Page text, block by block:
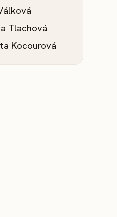
Tlachová
Kocourová